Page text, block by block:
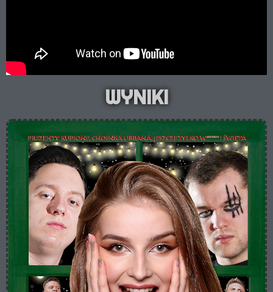
WYNIKI